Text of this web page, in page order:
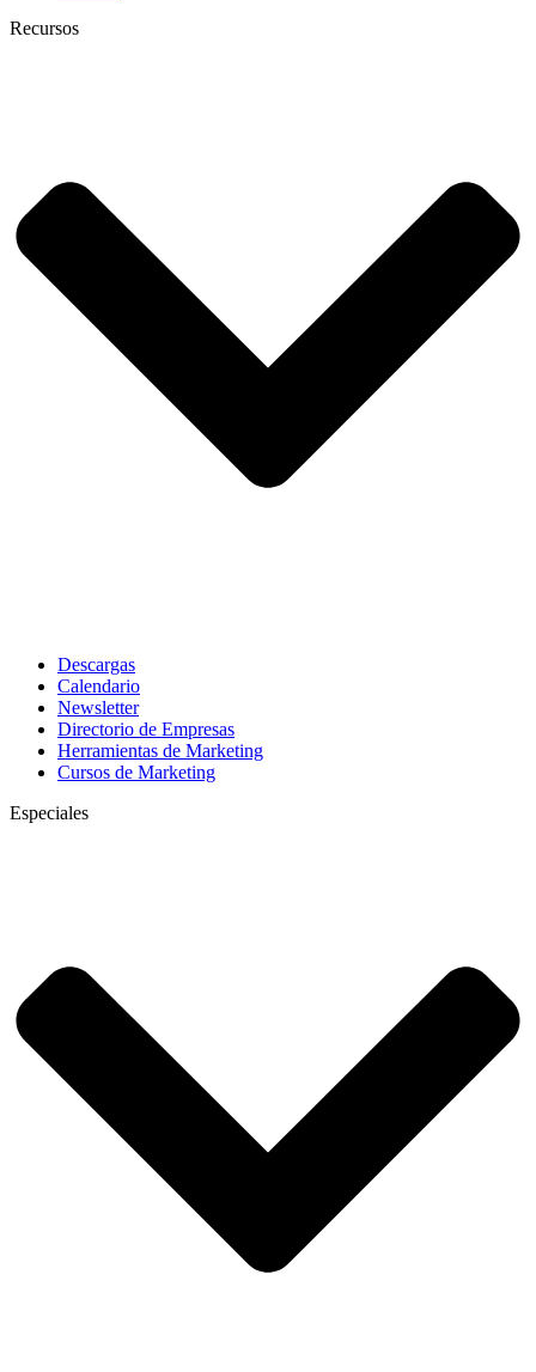
Recursos
Descargas
Calendario
Newsletter
Directorio de Empresas
Herramientas de Marketing
Cursos de Marketing
Especiales